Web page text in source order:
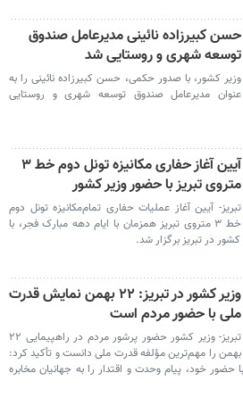
حسن کبیرزاده نائینی مدیرعامل صندوق
توسعه شهری و روستایی شد
وزیر کشور، با صدور حکمی، حسن کبیرزاده نائینی را به
عنوان مدیرعامل صندوق توسعه شهری و روستایی
آیین آغاز حفاری مکانیزه تونل دوم خط ۳
متروی تبریز با حضور وزیر کشور
تبریز- آیین آغاز عملیات حفاری تمام‌مکانیزه تونل دوم
خط ۳ متروی تبریز همزمان با ایام دهه مبارک فجر، با
در تبریز برگزار شد.
وزیر کشور در تبریز: ۲۲ بهمن نمایش قدرت
ملی با حضور مردم است
تبریز- وزیر کشور حضور پرشور مردم در راهپیمایی ۲۲
بهمن را مهم‌ترین مؤلفه قدرت ملی دانست و تأکید کرد:
حضور خود، پیام وحدت و اقتدار را به جهانیان مخابره